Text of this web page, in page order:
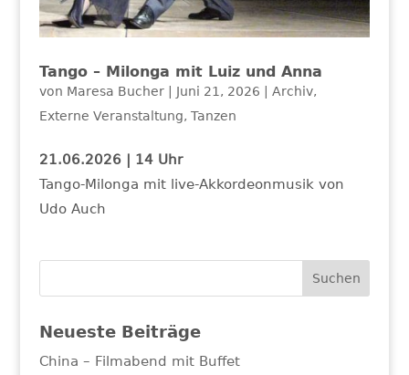
Tango – Milonga mit Luiz und Anna
von Maresa Bucher| Juni 21, 2026 Archiv,
Externe Veranstaltung, Tanzen
21.06.2026 | 14 Uhr
Tango-Milonga mit live-Akkordeonmusik von
Udo Auch
Neueste Beiträge
China – Filmabend mit Buffet